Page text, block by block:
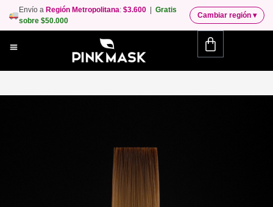
Envío a Región Metropolitana:$3.600 |Gratis
sobre $50.000
Cambiar región ▾